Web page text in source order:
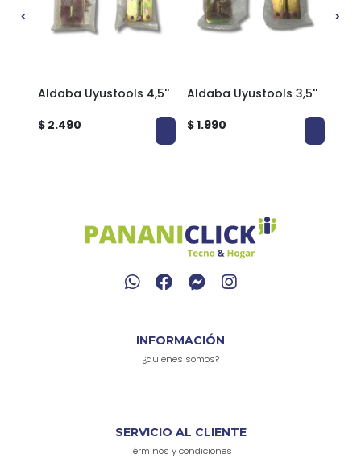
Aldaba Uyustools 4,5''
$ 2.490
Aldaba Uyustools 3,5''
$ 1.990
INFORMACIÓN
¿quienes somos?
SERVICIO AL CLIENTE
Términos y condiciones